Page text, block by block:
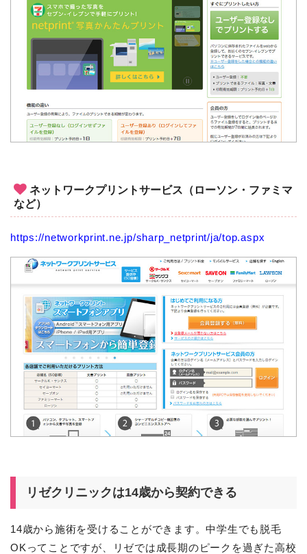
ネットワークプリントサービス（ローソン・ファミマ
など）
https://networkprint.ne.jp/sharp_netprint/ja/top.aspx
リゼクリニックは14歳から契約できる
14歳から施術を受けることができます。中学生でも脱毛
OKってことですが、リゼでは成長期のピークを過ぎた高校